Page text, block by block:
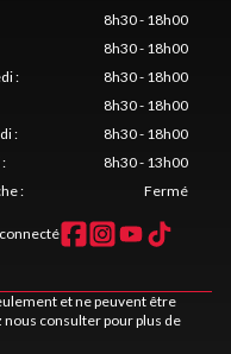
8h30 - 18h00
8h30 - 18h00
:
8h30 - 18h00
8h30 - 18h00
:
8h30 - 18h00
:
8h30 - 13h00
: Fermé
et ne peuvent être
consulter pour plus de